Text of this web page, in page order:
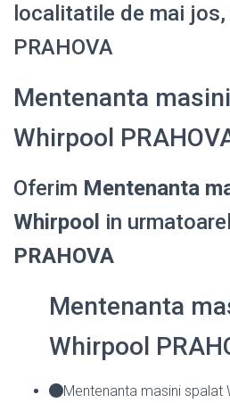
localitatile de mai
PRAHOVA
Mentenanta
Whirpool
Oferim Mentenanta
Whirpool in
PRAHOVA
Mentenanta
Whirpool
Mentenanta masini spalat